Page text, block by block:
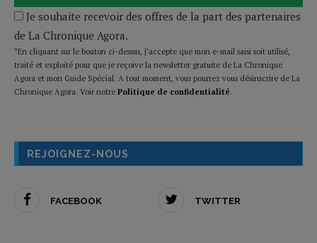
Je souhaite recevoir des offres de la part des partenaires
de La Chronique Agora.
*En cliquant sur le bouton ci-dessus, j’accepte que mon e-mail saisi soit utilisé,
traité et exploité pour que je reçoive la newsletter gratuite de La Chronique
Agora et mon Guide Spécial. A tout moment, vous pourrez vous désinscrire de La
Chronique Agora. Voir notre Politique de confidentialité.
REJOIGNEZ-NOUS
FACEBOOK TWITTER